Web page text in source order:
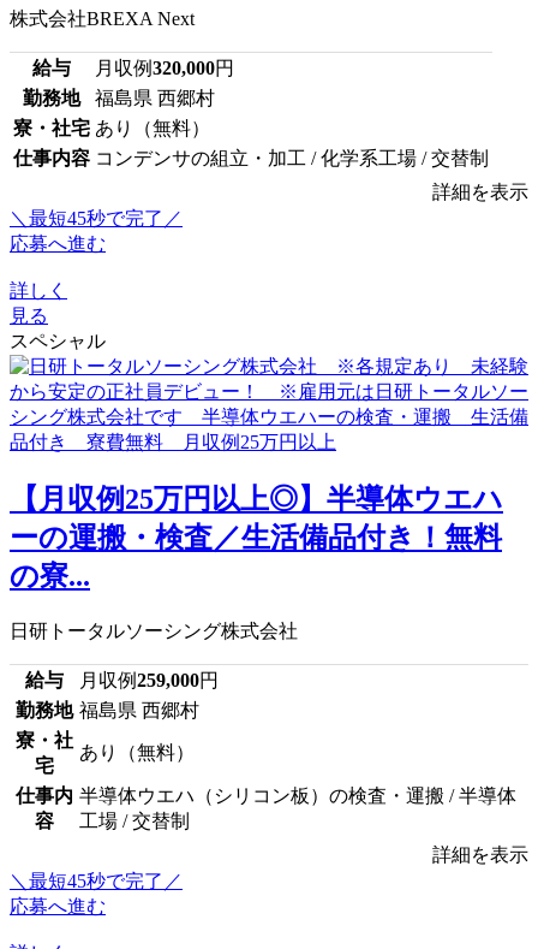
株式会社BREXA Next
給与 月収例320,000円
勤務地
福島県 西郷村
寮・社宅 あり（無料）
仕事内容 コンデンサの組立・加工 / 化学系工場 / 交替制
詳細を表示
＼最短45秒で完了／
応募へ進む
詳しく
見る
スペシャル
【月収例25万円以上◎】半導体ウエハ
ーの運搬・検査／生活備品付き！無料
の寮...
日研トータルソーシング株式会社
給与 月収例259,000円
勤務地 福島県 西郷村
寮・社
宅
あり（無料）
仕事内
容
半導体ウエハ（シリコン板）の検査・運搬 / 半導体
工場 / 交替制
詳細を表示
＼最短45秒で完了／
応募へ進む